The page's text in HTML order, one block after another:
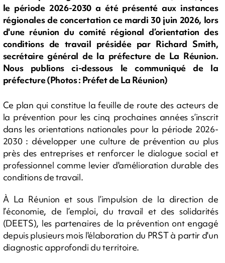
le période 2026-2030 a été présenté aux instances
régionales de concertation ce mardi 30 juin 2026, lors
d'une réunion du comité régional d’orientation des
conditions de travail présidée par Richard Smith,
secrétaire général de la préfecture de La Réunion.
Nous publions ci-dessous le communiqué de la
préfecture (Photos : Préfet de La Réunion)
Ce plan qui constitue la feuille de route des acteurs de
la prévention pour les cinq prochaines années s’inscrit
dans les orientations nationales pour la période 2026-
2030 : développer une culture de prévention au plus
près des entreprises et renforcer le dialogue social et
professionnel comme levier d'amélioration durable des
conditions de travail.
À La Réunion et sous l’impulsion de la direction de
l’économie, de l’emploi, du travail et des solidarités
(DEETS), les partenaires de la prévention ont engagé
depuis plusieurs mois l'élaboration du PRST à partir d'un
diagnostic approfondi du territoire.